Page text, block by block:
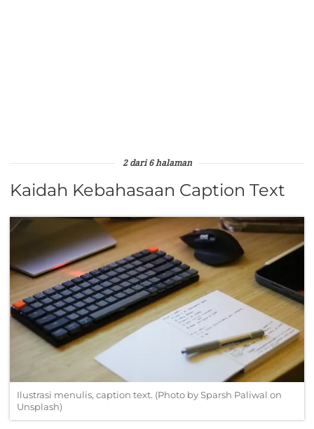
2 dari 6 halaman
Kaidah Kebahasaan Caption Text
Ilustrasi menulis, caption text. (Photo by Sparsh Paliwal on
Unsplash)